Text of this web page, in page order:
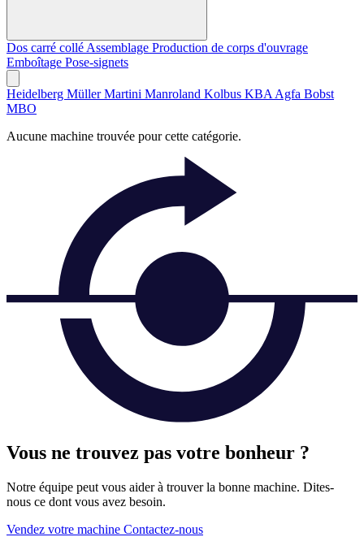
Dos carré collé Assemblage Production de corps d'ouvrage
Emboîtage Pose-signets
Heidelberg Müller Martini Manroland Kolbus KBA Agfa Bobst
MBO
Aucune machine trouvée pour cette catégorie.
Vous ne trouvez pas votre bonheur ?
Notre équipe peut vous aider à trouver la bonne machine. Dites-
nous ce dont vous avez besoin.
Vendez votre machine Contactez-nous